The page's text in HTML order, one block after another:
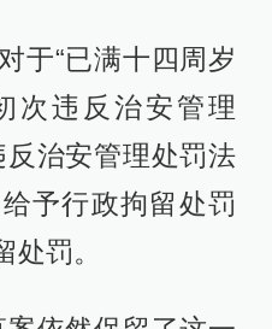
于“已满十四周岁
次违反治安管理
反治安管理处罚法
予行政拘留处罚
罚。